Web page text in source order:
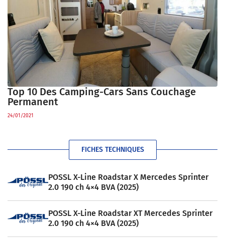
Top 10 Des Camping-Cars Sans Couchage
Permanent
24/01/2021
FICHES TECHNIQUES
POSSL X-Line Roadstar X Mercedes Sprinter
2.0 190 ch 4×4 BVA (2025)
POSSL X-Line Roadstar XT Mercedes Sprinter
2.0 190 ch 4×4 BVA (2025)